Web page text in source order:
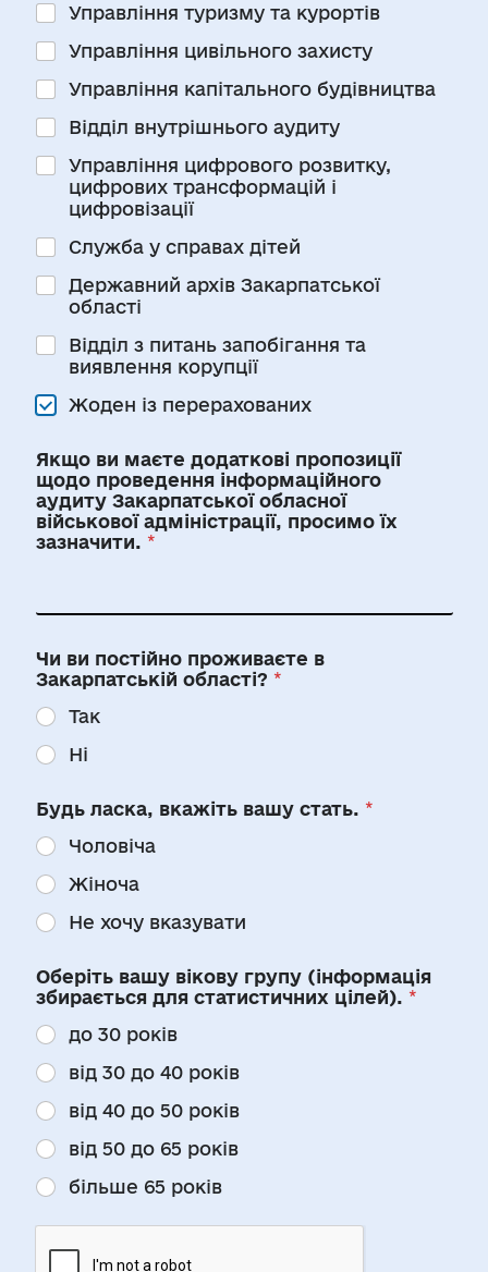
Управління туризму та курортів
Управління цивільного захисту
Управління капітального будівництва
Відділ внутрішнього аудиту
Управління цифрового розвитку,
цифрових трансформацій і
цифровізації
Служба у справах дітей
Державний архів Закарпатської
області
Відділ з питань запобігання та
виявлення корупції
Жоден із перерахованих
Якщо ви маєте додаткові пропозиції
щодо проведення інформаційного
аудиту Закарпатської обласної
військової адміністрації, просимо їх
зазначити. *
Чи ви постійно проживаєте в
Закарпатській області? *
Так
Ні
Будь ласка, вкажіть вашу стать. *
Чоловіча
Жіноча
Не хочу вказувати
Оберіть вашу вікову групу (інформація
збирається для статистичних цілей). *
до 30 років
від 30 до 40 років
від 40 до 50 років
від 50 до 65 років
більше 65 років